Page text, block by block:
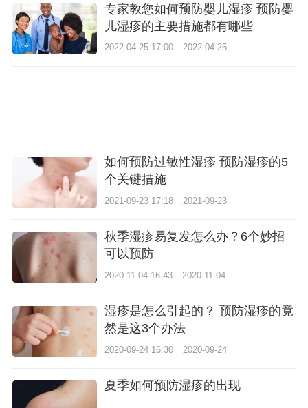
专家教您如何预防婴儿湿疹 预防婴
儿湿疹的主要措施都有哪些
2022-04-25 17:00 2022-04-25
如何预防过敏性湿疹 预防湿疹的5
个关键措施
2021-09-23 17:18 2021-09-23
秋季湿疹易复发怎么办？6个妙招
可以预防
2020-11-04 16:43 2020-11-04
湿疹是怎么引起的？ 预防湿疹的竟
然是这3个办法
2020-09-24 16:30 2020-09-24
夏季如何预防湿疹的出现